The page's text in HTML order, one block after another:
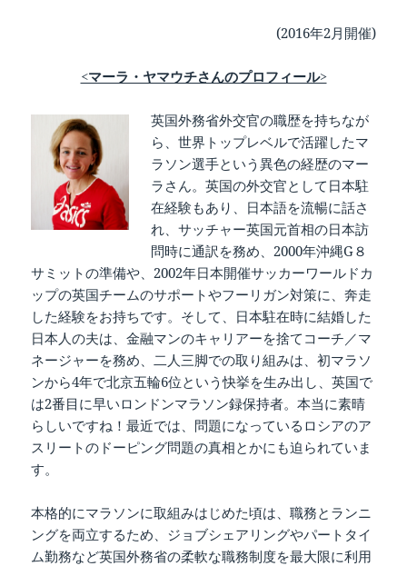
(2016年2月開催)
<マーラ・ヤマウチさんのプロフィール>
英国外務省外交官の職歴を持ちなが
ら、世界トップレベルで活躍したマ
ラソン選手という異色の経歴のマー
ラさん。英国の外交官として日本駐
在経験もあり、日本語を流暢に話さ
れ、サッチャー英国元首相の日本訪
問時に通訳を務め、2000年沖縄G８
サミットの準備や、2002年日本開催サッカーワールドカ
ップの英国チームのサポートやフーリガン対策に、奔走
した経験をお持ちです。そして、日本駐在時に結婚した
日本人の夫は、金融マンのキャリアーを捨てコーチ／マ
ネージャーを務め、二人三脚での取り組みは、初マラソ
ンから4年で北京五輪6位という快挙を生み出し、英国で
は2番目に早いロンドンマラソン録保持者。本当に素晴
らしいですね！最近では、問題になっているロシアのア
スリートのドーピング問題の真相とかにも迫られていま
す。
本格的にマラソンに取組みはじめた頃は、職務とランニ
ングを両立するため、ジョブシェアリングやパートタイ
ム勤務など英国外務省の柔軟な職務制度を最大限に利用